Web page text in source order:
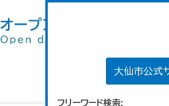
大仙市公式
フリーワード検索